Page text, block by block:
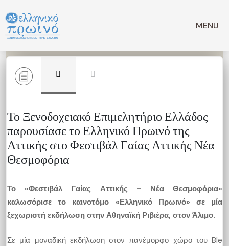
σε
περιεχόμενο
MENU
Το Ξενοδοχειακό Επιμελητήριο Ελλάδος
παρουσίασε το Ελληνικό Πρωινό της
Αττικής στο Φεστιβάλ Γαίας Αττικής Νέα
Θεσμοφόρια
Το «Φεστιβάλ Γαίας Αττικής – Νέα Θεσμοφόρια»
καλωσόρισε το καινοτόμο «Ελληνικό Πρωινό» σε μία
ξεχωριστή εκδήλωση στην Αθηναϊκή Ριβιέρα, στον Άλιμο.
Σε μία μοναδική εκδήλωση στον πανέμορφο χώρο του Ble